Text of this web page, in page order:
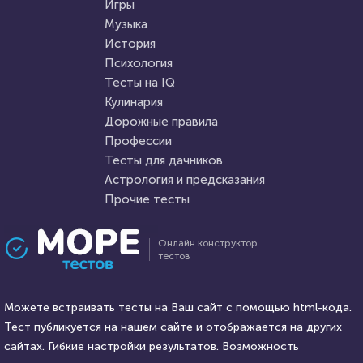
Пройти тест
8 января 2022 4472
Литература
римской мифологии
balynskiy HTML - код
перелётную птицу по
23 марта 2021
Проходили 74654 раза
Тест на умственную
отсталость
Онлайн конструктор
тестов
Можете встраивать тесты на Ваш сайт с помощью html-кода.
Тест публикуется на нашем сайте и отображается на других
сайтах. Гибкие настройки результатов. Возможность
Игры
Музыка
История
Психология
Тесты на IQ
Кулинария
Дорожные правила
Профессии
Тесты для дачников
Астрология и предсказания
Прочие тесты